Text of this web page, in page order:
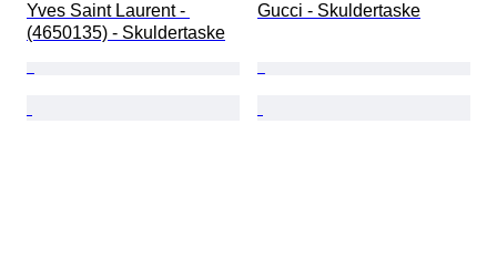
Yves Saint Laurent -
(4650135) - Skuldertaske
Gucci - Skuldertaske